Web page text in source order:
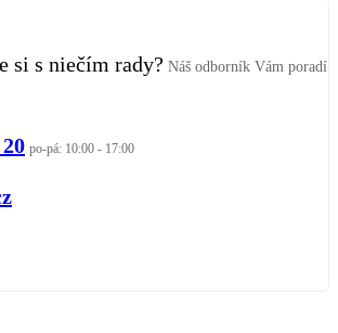
si s niečím rady? Náš odborník Vám poradí
po-pá: 10:00 - 17:00